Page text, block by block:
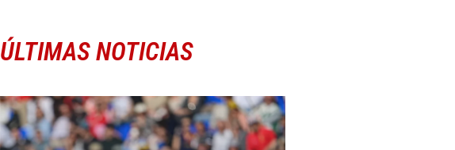
ÚLTIMAS NOTICIAS